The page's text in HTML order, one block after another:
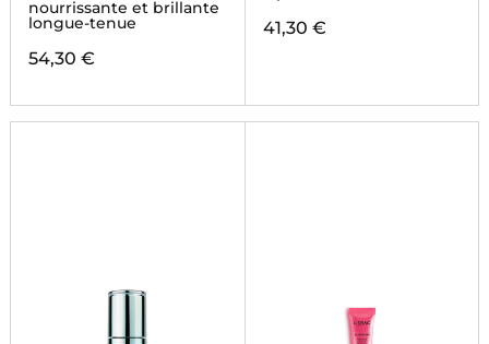
nourrissante et brillante
longue-tenue
54,30 €
41,30 €